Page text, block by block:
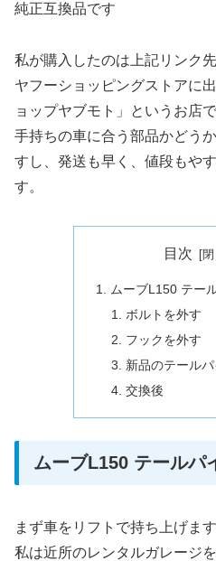
純正互換品です
私が購入したのは上記リンク先
ヤフーショッピングストアに
ョップヤブモト」というお店
手持ちの車に合う部品かどう
すし、発送も早く、値段もや
す。
目次
ムーブL150 テー
ボルトを外す
フックを外す
新品のテール
交換後
ムーブL150 テールパ
まず車をリフトで持ち上げます
私は近所のレンタルガレージ